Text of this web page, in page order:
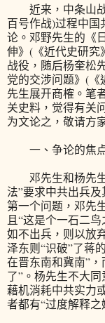
近来，中条山战
百号作战)过程中
论。邓野先生的《
伸》(《近代史研究
战役，随后杨奎松
党的交涉问题》(《
先生展开商榷。笔
关史料，觉得有关
为文论之，敬请方
一、争论的焦点
邓先生和杨先生
法”要求中共出兵
第一个问题，邓先
且“这是个一石二
如不出兵，则以放
泽东则“识破”了蒋
在晋东南和冀南”
了”。杨先生不大
藉机消耗中共实力
者都有“过度解释之